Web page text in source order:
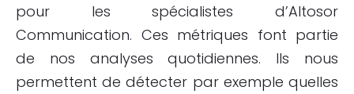
pour les spécialistes d’Altosor
Communication. Ces métriques font partie
de nos analyses quotidiennes. Ils nous
permettent de détecter par exemple quelles